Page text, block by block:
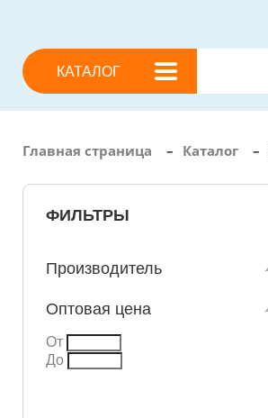
КАТАЛОГ
Главная страница – Каталог –
ФИЛЬТРЫ
Производитель
Оптовая цена
От
До